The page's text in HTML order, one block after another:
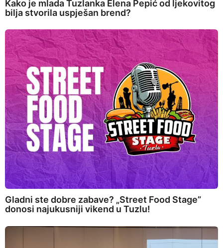
Kako je mlada Tuzlanka Elena Pepić od ljekovitog
bilja stvorila uspješan brend?
Gladni ste dobre zabave? „Street Food Stage”
donosi najukusniji vikend u Tuzlu!